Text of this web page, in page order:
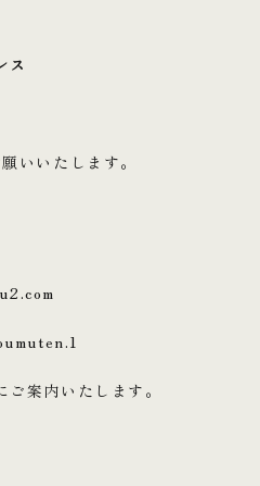
ス
いいたします。
案内いたします。